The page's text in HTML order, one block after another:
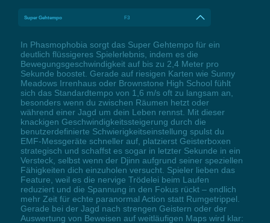
Super Gehtempo F3
In Phasmophobia sorgt das Super Gehtempo für ein
deutlich flüssigeres Spielerlebnis, indem es die
Bewegungsgeschwindigkeit auf bis zu 2,4 Meter pro
Sekunde boostet. Gerade auf riesigen Karten wie Sunny
Meadows Irrenhaus oder Brownstone High School fühlt
sich das Standardtempo von 1,6 m/s oft zu langsam an,
besonders wenn du zwischen Räumen hetzt oder
während einer Jagd um dein Leben rennst. Mit dieser
knackigen Geschwindigkeitssteigerung durch die
benutzerdefinierte Schwierigkeitseinstellung spulst du
EMF-Messgeräte schneller auf, platzierst Geisterboxen
strategisch und schaffst es sogar in letzter Sekunde in ein
Versteck, selbst wenn der Djinn aufgrund seiner speziellen
Fähigkeiten dich einzuholen versucht. Spieler lieben das
Feature, weil es die nervige Trödelei beim Laufen
reduziert und die Spannung in den Fokus rückt – endlich
mehr Zeit für echte paranormal Action statt Rumgetrippel.
Gerade bei der Jagd nach strengen Geistern oder der
Auswertung von Beweisen auf weitläufigen Maps wird klar: